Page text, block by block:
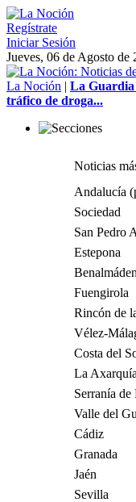
Regístrate
Iniciar Sesión
Jueves, 06 de Agosto de
La Noción | La Guardia
tráfico de droga...
Noticias
Andalucía
Sociedad
San Pedro
Estepona
Fuengirola
Rincón de
Vélez-
Costa del
La Axarquía
Serranía de
Valle del
Cádiz
Granada
Jaén
Sevilla